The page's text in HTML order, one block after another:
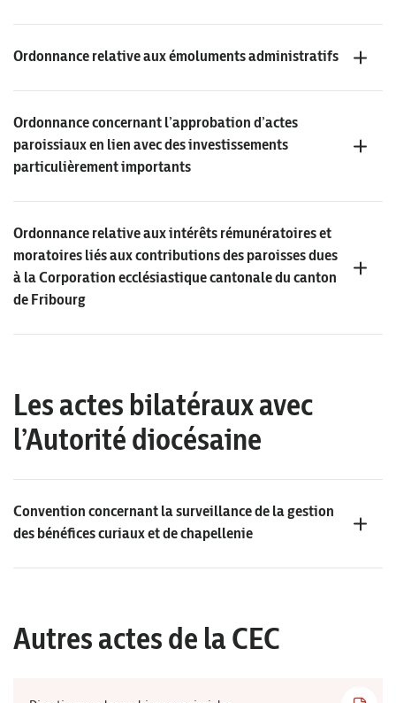
Ordonnance relative aux émoluments administratifs
Ordonnance concernant l’approbation d’actes
paroissiaux en lien avec des investissements
particulièrement importants
Ordonnance relative aux intérêts rémunératoires et
moratoires liés aux contributions des paroisses dues
à la Corporation ecclésiastique cantonale du canton
de Fribourg
Les actes bilatéraux avec
l’Autorité diocésaine
Convention concernant la surveillance de la gestion
des bénéfices curiaux et de chapellenie
Autres actes de la CEC